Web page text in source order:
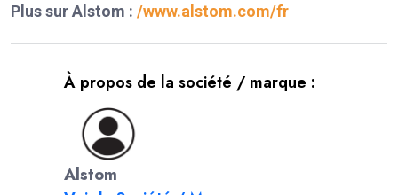
Plus sur Alstom : /www.alstom.com/fr
À propos de la société / marque :
Alstom